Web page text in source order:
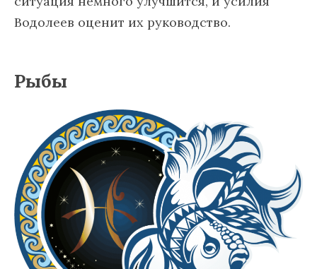
Водолеев оценит их руководство.
Рыбы